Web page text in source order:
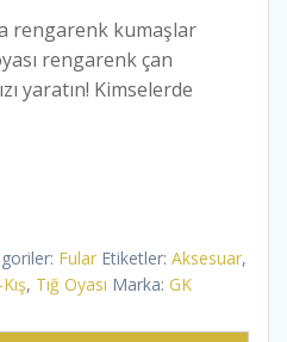
rengarenk kumaşlar
rengarenk çan
yaratın! Kimselerde
Fular Etiketler: Aksesuar,
, Tığ Oyası Marka: GK